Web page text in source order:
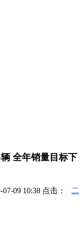
全年销量目标下
07-09 10:38 点击： 二